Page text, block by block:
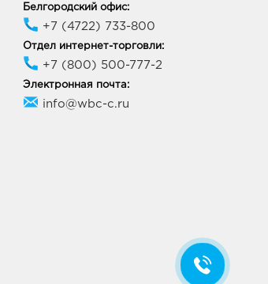
Белгородский офис:
+7 (4722) 733-800
Отдел интернет-торговли:
+7 (800) 500-777-2
Электронная почта:
info@wbc-c.ru